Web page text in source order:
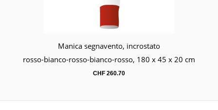
Carrello
Manica segnavento, incrostato
rosso-bianco-rosso-bianco-rosso, 180 x 45 x 20 cm
CHF 260.70